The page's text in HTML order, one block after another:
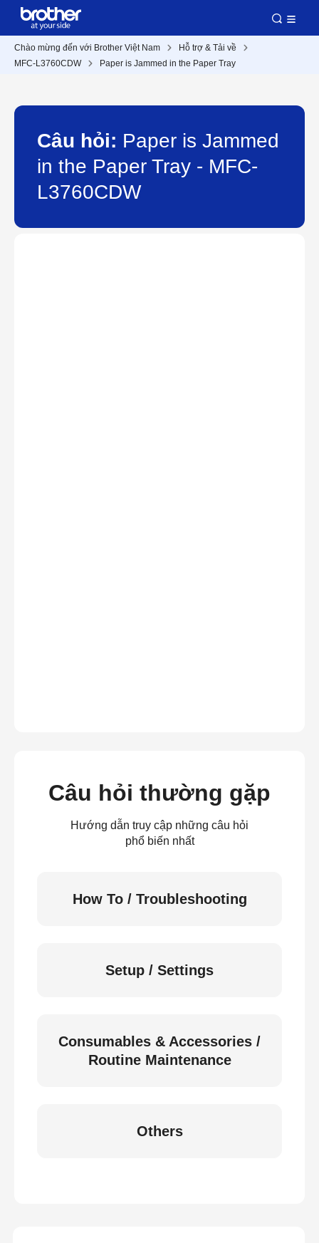
Chào mừng đến với Brother Việt Nam
Hỗ trợ & Tải về
MFC-L3760CDW
Paper is Jammed in the Paper Tray
Câu hỏi: Paper is Jammed
in the Paper Tray - MFC-
L3760CDW
Câu hỏi thường gặp
Hướng dẫn truy cập những câu hỏi
phổ biến nhất
How To / Troubleshooting
Setup / Settings
Consumables & Accessories /
Routine Maintenance
Others